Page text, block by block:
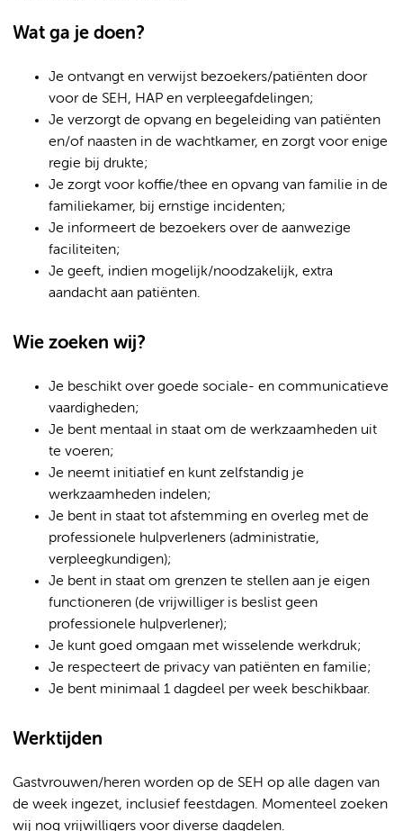
Wat ga je doen?
Je ontvangt en verwijst bezoekers/patiënten door
voor de SEH, HAP en verpleegafdelingen;
Je verzorgt de opvang en begeleiding van patiënten
en/of naasten in de wachtkamer, en zorgt voor enige
regie bij drukte;
Je zorgt voor koffie/thee en opvang van familie in de
familiekamer, bij ernstige incidenten;
Je informeert de bezoekers over de aanwezige
faciliteiten;
Je geeft, indien mogelijk/noodzakelijk, extra
aandacht aan patiënten.
Wie zoeken wij?
Je beschikt over goede sociale- en communicatieve
vaardigheden;
Je bent mentaal in staat om de werkzaamheden uit
te voeren;
Je neemt initiatief en kunt zelfstandig je
werkzaamheden indelen;
Je bent in staat tot afstemming en overleg met de
professionele hulpverleners (administratie,
verpleegkundigen);
Je bent in staat om grenzen te stellen aan je eigen
functioneren (de vrijwilliger is beslist geen
professionele hulpverlener);
Je kunt goed omgaan met wisselende werkdruk;
Je respecteert de privacy van patiënten en familie;
Je bent minimaal 1 dagdeel per week beschikbaar.
Werktijden
Gastvrouwen/heren worden op de SEH op alle dagen van
de week ingezet, inclusief feestdagen. Momenteel zoeken
wij nog vrijwilligers voor diverse dagdelen.